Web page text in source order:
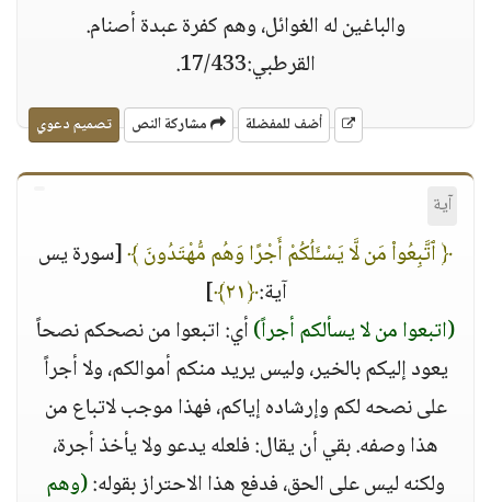
والباغين له الغوائل، وهم كفرة عبدة أصنام.
القرطبي:17/433.
أضف للمفضلة مشاركة النص تصميم دعوي
آية
﴿ ٱتَّبِعُوا۟ مَن لَّا يَسْـَٔلُكُمْ أَجْرًا وَهُم مُّهْتَدُونَ ﴾[سورة يس
آية:﴿٢١﴾
]
(اتبعوا من لا يسألكم أجراً)أي: اتبعوا من نصحكم نصحاً
يعود إليكم بالخير، وليس يريد منكم أموالكم، ولا أجراً
على نصحه لكم وإرشاده إياكم، فهذا موجب لاتباع من
هذا وصفه. بقي أن يقال: فلعله يدعو ولا يأخذ أجرة،
ولكنه ليس على الحق، فدفع هذا الاحتراز بقوله:(وهم